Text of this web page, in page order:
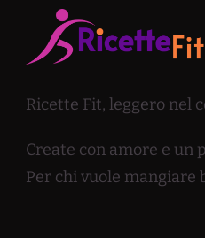
Ricette Fit, leggero nel
Create con amore e un
Per chi vuole mangiare